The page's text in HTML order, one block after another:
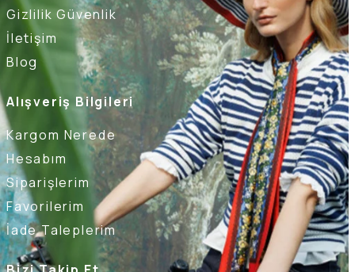
Gizlilik Güvenlik
İletişim
Blog
Alışveriş Bilgileri
Kargom Nerede
Hesabım
Siparişlerim
Favorilerim
İade Taleplerim